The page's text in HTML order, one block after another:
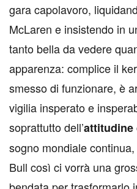
gara capolavoro,
McLaren e insistendo in
tanto bella da vedere
apparenza: complice il
smesso di funzionare, è
vigilia insperato e
soprattutto dell’attitudine
sogno mondiale
Bull così ci vorrà una